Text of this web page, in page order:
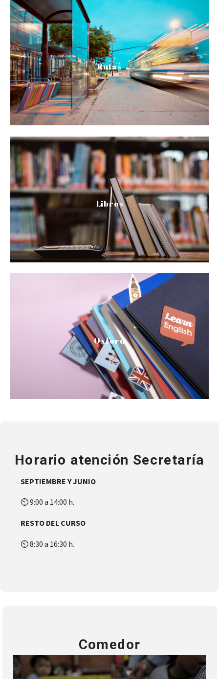
Rutas
Rutas transporte
Horarios transporte
Libros
Catálogo libros
Catálogo libros
Oxford
Centro Oxford
Centro Oxford
Horario atención Secretaría
SEPTIEMBRE Y JUNIO
⏲ 9:00 a 14:00 h.
RESTO DEL CURSO
⏲ 8:30 a 16:30 h.
Comedor